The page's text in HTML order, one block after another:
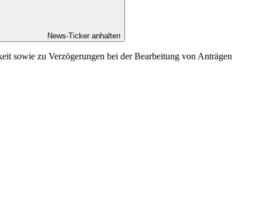
News-Ticker anhalten
sowie zu Verzögerungen bei der Bearbeitung von Anträgen